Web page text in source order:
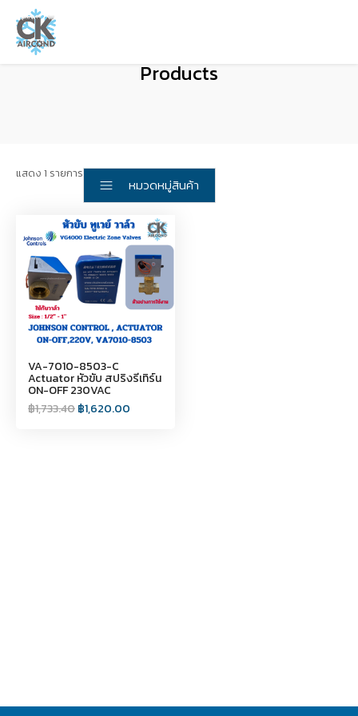
Products
แสดง 1 รายการ
หมวดหมู่สินค้า
VA-7010-8503-C
Actuator หัวขับ สปริงรีเทิร์น
ON-OFF 230VAC
฿1,733.40฿1,620.00